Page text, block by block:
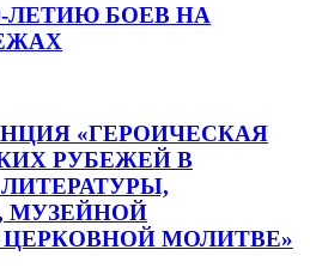
ЛЕТИЮ БОЕВ НА
«ГЕРОИЧЕСКАЯ
РУБЕЖЕЙ В
МУЗЕЙНОЙ
МОЛИТВЕ»